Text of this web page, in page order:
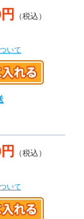
（税込）
いて
（税込）
いて